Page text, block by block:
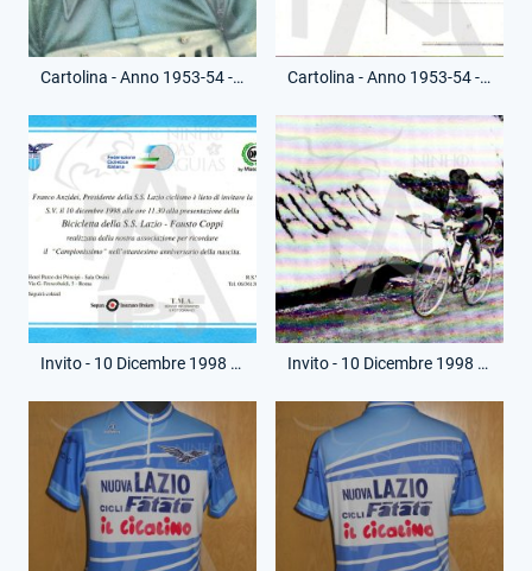
Cartolina - Anno 1953-54 - Postale - Fausto Coppi - (Fronte) Cartolina - Anno 1953-54 - Postale - Fausto Coppi - (Retro)
Invito - 10 Dicembre 1998 - Presentazione Bicicletta Fausto Coppi - (Fronte) Invito - 10 Dicembre 1998 - Presentazione Bicicletta Fausto Coppi - (Retro)